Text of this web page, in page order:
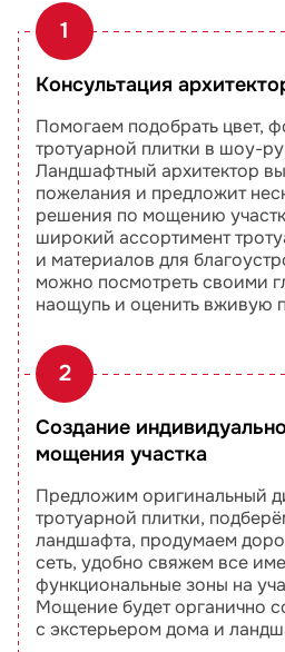
1
Консультация
Помогаем подобрать цвет,
тротуарной плитки в шоу-
Ландшафтный архитектор
пожелания и предложит
решения по мощению
широкий ассортимент
и материалов для
можно посмотреть своими
наощупь и оценить вживую
2
Создание
мощения участка
Предложим оригинальный
тротуарной плитки,
ландшафта, продумаем
сеть, удобно свяжем все
функциональные зоны на
Мощение будет органично
с экстерьером дома и